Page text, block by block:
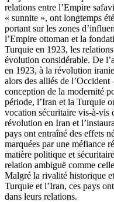
relations entre l’Empire
« sunnite », ont longtemps
portant sur les zones
l’Empire ottoman et la
Turquie en 1923, les
évolution considérable. De
en 1923, à la révolution
alors des alliés de
conception de la modernité
période, l’Iran et la Turquie
vocation sécuritaire vis-à-vis
révolution en Iran et
pays ont entraîné des effets
marquées par une méfiance
matière politique et
relation ambiguë comme
Malgré la rivalité historique
Turquie et l’Iran, ces pays
dans leurs relations.